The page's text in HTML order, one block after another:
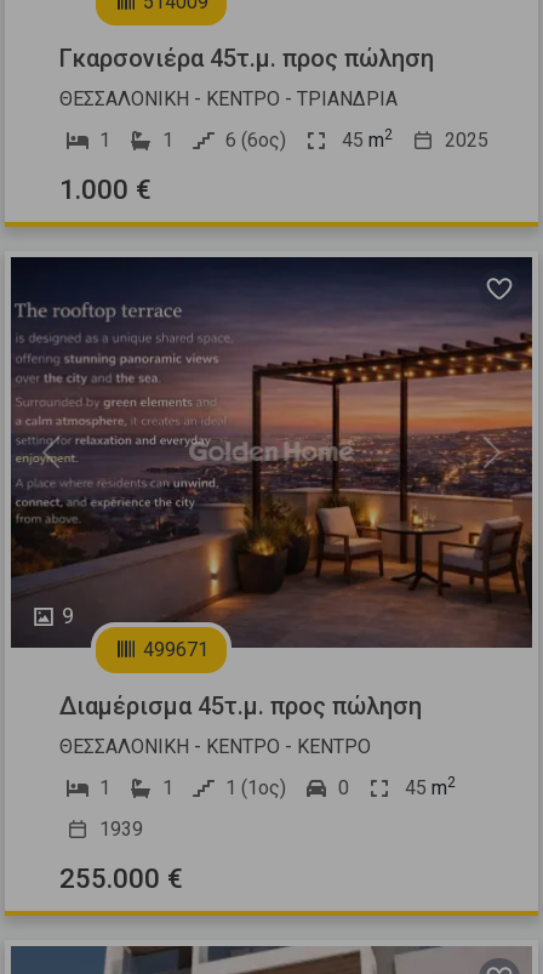
Γκαρσονιέρα 45τ.μ. προς πώληση
ΘΕΣΣΑΛΟΝΙΚΗ - ΚΕΝΤΡΟ - ΤΡΙΑΝΔΡΙΑ
1
1 6 (6ος) 45 m2 2025
1.000 €
9
Previous Next
499671
Διαμέρισμα 45τ.μ. προς πώληση
ΘΕΣΣΑΛΟΝΙΚΗ - ΚΕΝΤΡΟ - ΚΕΝΤΡΟ
1
1 1 (1ος) 0 45 m2
1939
255.000 €